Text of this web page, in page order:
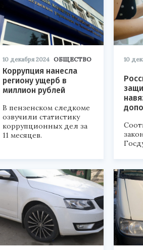
10 декабря 2024 ОБЩЕСТВО
Коррупция нанесла
региону ущерб в
миллион рублей
В пензенском следкоме
озвучили статистику
коррупционных дел за
11 месяцев.
10